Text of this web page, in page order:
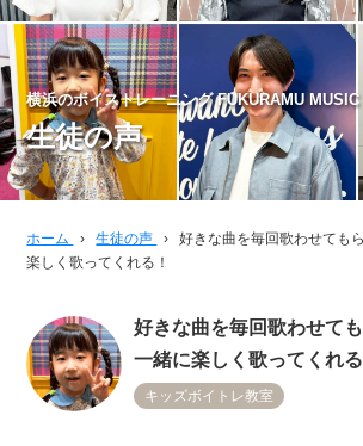
横浜のボイストレーニング FUKURAMU
生徒の声
ホーム › 生徒の声 ›
好きな曲を毎回歌わせても
楽しく歌ってくれる！
好きな曲を毎回歌わせて
一緒に楽しく歌ってくれる
キッズボイトレ教室